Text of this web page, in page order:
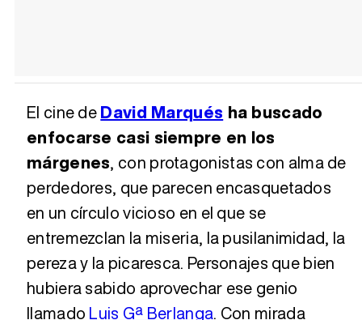
El cine deDavid Marqués ha buscado
enfocarse casi siempre en los
márgenes, con protagonistas con alma de
perdedores, que parecen encasquetados
en un círculo vicioso en el que se
entremezclan la miseria, la pusilanimidad, la
pereza y la picaresca. Personajes que bien
hubiera sabido aprovechar ese genio
llamado Luis Gª Berlanga. Con mirada